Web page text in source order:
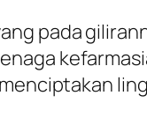
pada